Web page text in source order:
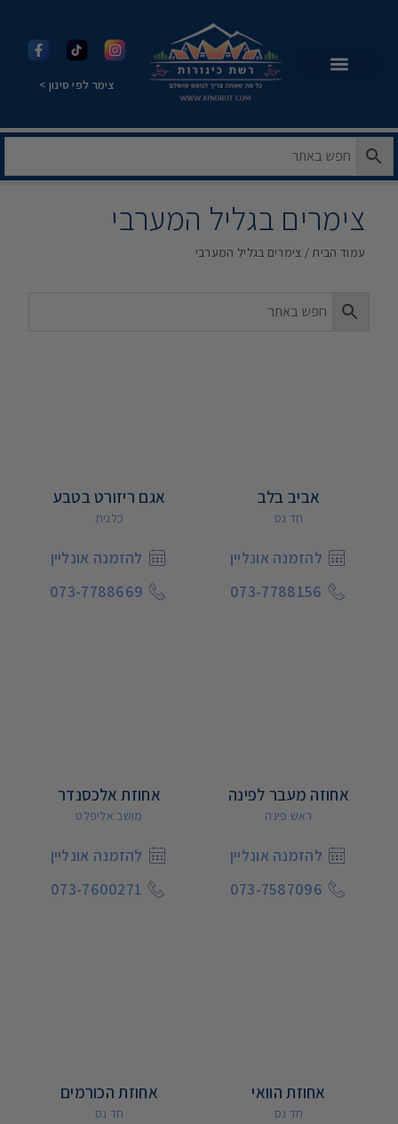
צימר לפי סינון >
צימרים בגליל המערבי
עמוד הבית/ צימרים בגליל המערבי
אביב בלב
חד נס
להזמנה אונליין
073-7788156
אגם ריזורט בטבע
כלנית
להזמנה אונליין
073-7788669
אחוזה מעבר לפינה
ראש פינה
להזמנה אונליין
073-7587096
אחוזת אלכסנדר
מושב אליפלט
להזמנה אונליין
073-7600271
אחוזת הוואי
חד נס
אחוזת הכורמים
חד נס